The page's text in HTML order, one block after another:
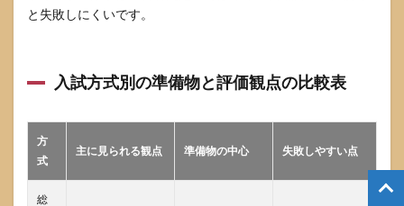
と失敗しにくいです。
入試方式別の準備物と評価観点の比較表
方
式
主に見られる観点 準備物の中心 失敗しやすい点
総